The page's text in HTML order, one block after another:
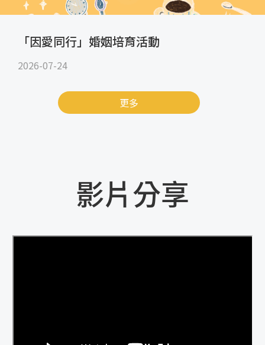
「因愛同行」婚姻培育活動
2026-07-24
更多
影片分享